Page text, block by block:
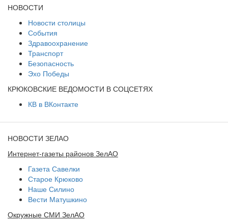
НОВОСТИ
Новости столицы
События
Здравоохранение
Транспорт
Безопасность
Эхо Победы
КРЮКОВСКИЕ ВЕДОМОСТИ В СОЦСЕТЯХ
КВ в ВКонтакте
НОВОСТИ ЗЕЛАО
Интернет-газеты районов ЗелАО
Газета Савелки
Старое Крюково
Наше Силино
Вести Матушкино
Окружные СМИ ЗелАО